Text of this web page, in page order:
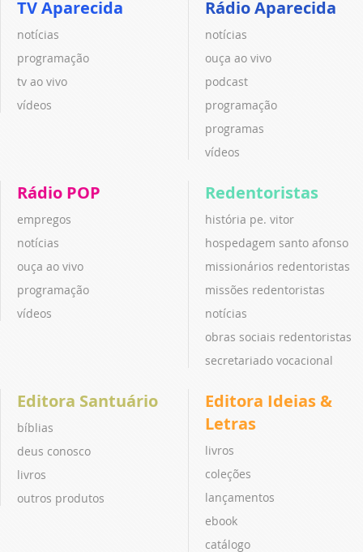
TV Aparecida
notícias
programação
tv ao vivo
vídeos
Rádio Aparecida
notícias
ouça ao vivo
podcast
programação
programas
vídeos
Rádio POP
empregos
notícias
ouça ao vivo
programação
vídeos
Redentoristas
história pe. vitor
hospedagem santo afonso
missionários redentoristas
missões redentoristas
notícias
obras sociais redentoristas
secretariado vocacional
Editora Santuário
bíblias
deus conosco
livros
outros produtos
Editora Ideias &
Letras
livros
coleções
lançamentos
ebook
catálogo